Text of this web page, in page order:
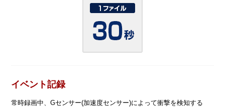
イベント記録
常時録画中、Gセンサー(加速度センサー)によって衝撃を検知する